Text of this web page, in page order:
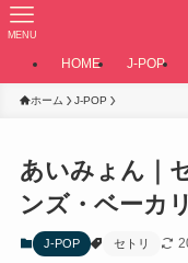
MENU
HOME J-POP
ホーム J-POP
あいみょん｜
ンズ・ベーカリ
J-POP セトリ